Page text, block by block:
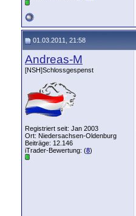
01.03.2011, 21:58
Andreas-M
[NSH]Schlossgespenst
Registriert seit: Jan 2003
Ort: Niedersachsen-Oldenburg
Beiträge: 12.146
iTrader-Bewertung: (8)